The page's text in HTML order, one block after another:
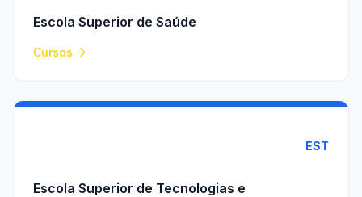
Escola Superior de Saúde
Cursos
EST
Escola Superior de Tecnologias e